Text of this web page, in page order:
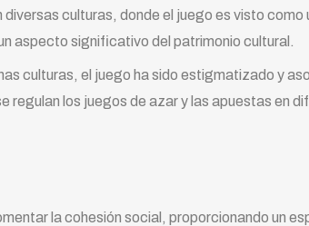
culturas, donde el juego es visto como
aspecto significativo del patrimonio cultural.
culturas, el juego ha sido estigmatizado y
regulan los juegos de azar y las apuestas en
la cohesión social, proporcionando un